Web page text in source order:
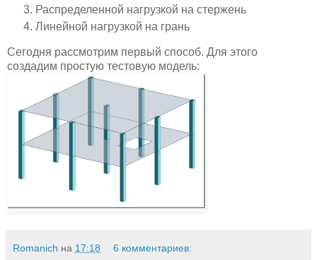
Распределенной нагрузкой на стержень
Линейной нагрузкой на грань
Сегодня рассмотрим первый способ. Для этого
создадим простую тестовую модель:
Romanich на 17:18 6 комментариев: